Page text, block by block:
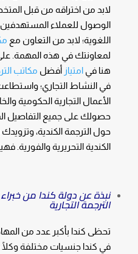
لابد من اختراقه من قبل
الوصول للعملاء
اللغوية؛ لابد من التعاون مع
لمعاونتك في هذه المهمة.
هنا في امتياز أفضل مكاتب
في النشاط التجاري؛
الأعمال التجارية الحكومية
حصولك على جميع التفاصيل
حول الترجمة الكندية،
الكندية التحريرية والفورية. فهيا
نبذة عن دولة كندا من
الترجمة التجارية
تحظى كندا بأكبر عدد من
في كندا جنسيات مختلفة